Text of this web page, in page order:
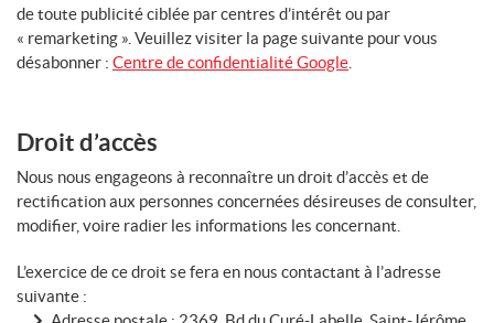
de toute publicité ciblée par centres d’intérêt ou par
« remarketing ». Veuillez visiter la page suivante pour vous
désabonner : Centre de confidentialité Google
Droit d’accès
Nous nous engageons à reconnaître un droit d’accès et de
rectification aux personnes concernées désireuses de consulter,
modifier, voire radier les informations les concernant.
L’exercice de ce droit se fera en nous contactant à l’adresse
suivante :